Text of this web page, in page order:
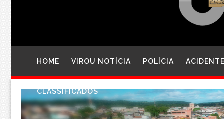
HOME VIROU NOTÍCIA POLÍCIA
CLASSIFICADOS